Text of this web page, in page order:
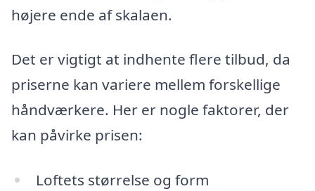
højere ende af skalaen.
Det er vigtigt at indhente flere tilbud, da
priserne kan variere mellem forskellige
håndværkere. Her er nogle faktorer, der
kan påvirke prisen:
Loftets størrelse og form